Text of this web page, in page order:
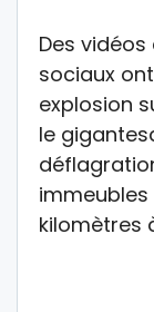
Des
sociaux
explosion
le
kilomètres